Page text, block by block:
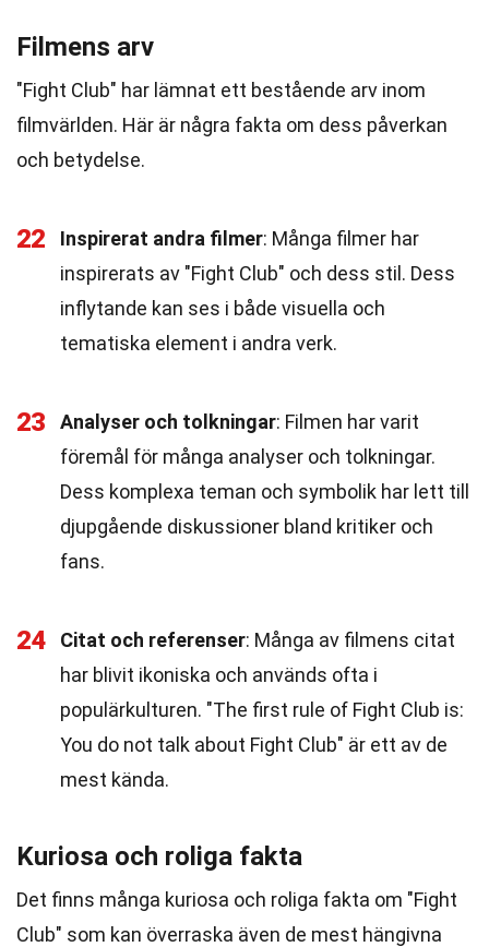
Filmens arv
"Fight Club" har lämnat ett bestående arv inom
filmvärlden. Här är några fakta om dess påverkan
och betydelse.
22 Inspirerat andra filmer: Många filmer har
inspirerats av "Fight Club" och dess stil. Dess
inflytande kan ses i både visuella och
tematiska element i andra verk.
23 Analyser och tolkningar: Filmen har varit
föremål för många analyser och tolkningar.
Dess komplexa teman och symbolik har lett till
djupgående diskussioner bland kritiker och
fans.
24 Citat och referenser: Många av filmens citat
har blivit ikoniska och används ofta i
populärkulturen. "The first rule of Fight Club is:
You do not talk about Fight Club" är ett av de
mest kända.
Kuriosa och roliga fakta
Det finns många kuriosa och roliga fakta om "Fight
Club" som kan överraska även de mest hängivna